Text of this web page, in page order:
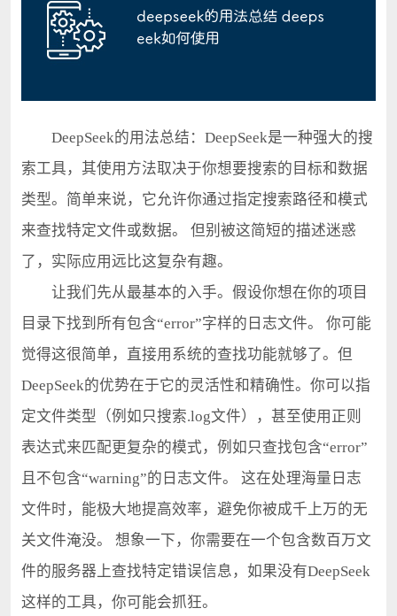
DeepSeek的用法总结：DeepSeek是一种强大的搜
索工具，其使用方法取决于你想要搜索的目标和数据
类型。简单来说，它允许你通过指定搜索路径和模式
来查找特定文件或数据。 但别被这简短的描述迷惑
了，实际应用远比这复杂有趣。
让我们先从最基本的入手。假设你想在你的项目
目录下找到所有包含“error”字样的日志文件。 你可能
觉得这很简单，直接用系统的查找功能就够了。但
DeepSeek的优势在于它的灵活性和精确性。你可以指
定文件类型（例如只搜索.log文件），甚至使用正则
表达式来匹配更复杂的模式，例如只查找包含“error”
且不包含“warning”的日志文件。 这在处理海量日志
文件时，能极大地提高效率，避免你被成千上万的无
关文件淹没。 想象一下，你需要在一个包含数百万文
件的服务器上查找特定错误信息，如果没有DeepSeek
这样的工具，你可能会抓狂。